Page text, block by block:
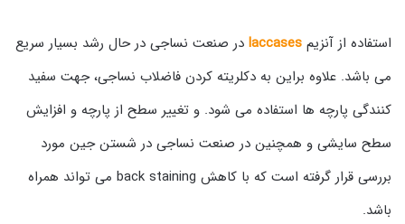
استفاده از آنزیم laccases در صنعت نساجی در حال رشد بسیار سریع
می باشد. علاوه براین به دکلریته کردن فاضلاب نساجی، جهت سفید
کنندگی پارچه ها استفاده می شود. و تغییر سطح از پارچه و افزایش
سطح سایشی و همچنین در صنعت نساجی در شستن جین مورد
بررسی قرار گرفته است که با کاهش back staining می تواند همراه
باشد.